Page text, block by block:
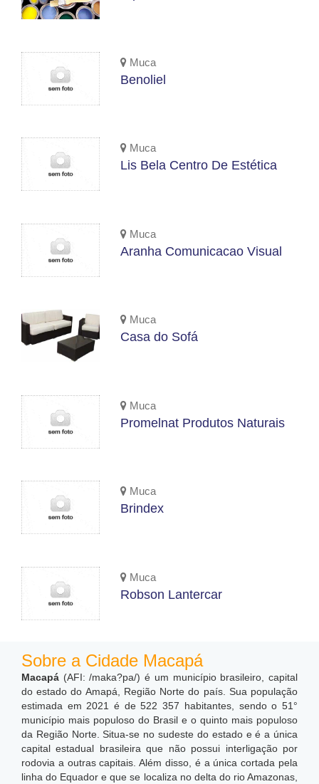
Muca
Benoliel
Muca
Lis Bela Centro De Estética
Muca
Aranha Comunicacao Visual
Muca
Casa do Sofá
Muca
Promelnat Produtos Naturais
Muca
Brindex
Muca
Robson Lantercar
Sobre a Cidade Macapá
Macapá (AFI: /maka?pa/) é um município brasileiro, capital
do estado do Amapá, Região Norte do país. Sua população
estimada em 2021 é de 522 357 habitantes, sendo o 51°
município mais populoso do Brasil e o quinto mais populoso
da Região Norte. Situa-se no sudeste do estado e é a única
capital estadual brasileira que não possui interligação por
rodovia a outras capitais. Além disso, é a única cortada pela
linha do Equador e que se localiza no delta do rio Amazonas,